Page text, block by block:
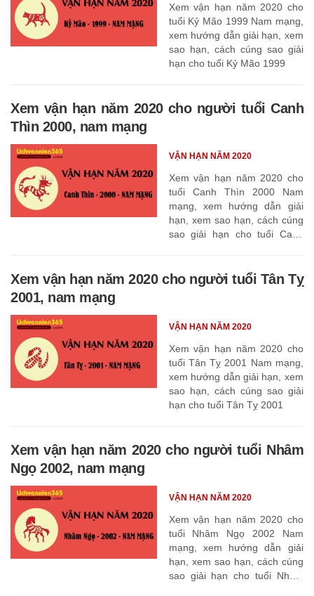
Xem vận hạn năm 2020 cho
tuổi Kỷ Mão 1999 Nam mạng,
xem hướng dẫn giải hạn, xem
sao hạn, cách cúng sao giải
hạn cho tuổi Kỷ Mão 1999
Xem vận hạn năm 2020 cho người tuổi Canh
Thìn 2000, nam mạng
Xem vận hạn năm 2020 cho
tuổi Canh Thìn 2000 Nam
mạng, xem hướng dẫn giải
hạn, xem sao hạn, cách cúng
sao giải hạn cho tuổi Canh
VẬN HẠN NĂM 2020
Xem vận hạn năm 2020 cho người tuổi Tân Tỵ
2001, nam mạng
Xem vận hạn năm 2020 cho
tuổi Tân Tỵ 2001 Nam mạng,
xem hướng dẫn giải hạn, xem
sao hạn, cách cúng sao giải
hạn cho tuổi Tân Tỵ 2001
VẬN HẠN NĂM 2020
Xem vận hạn năm 2020 cho người tuổi Nhâm
Ngọ 2002, nam mạng
Xem vận hạn năm 2020 cho
tuổi Nhâm Ngọ 2002 Nam
mạng, xem hướng dẫn giải
hạn, xem sao hạn, cách cúng
sao giải hạn cho tuổi Nhâm
VẬN HẠN NĂM 2020